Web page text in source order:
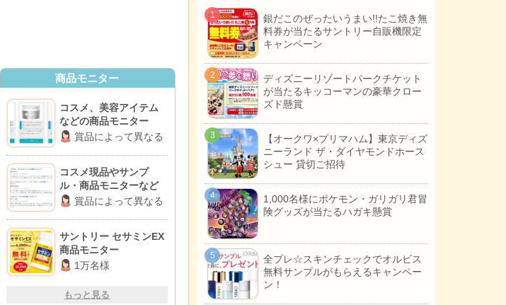
商品モニター
コスメ、美容アイテム
などの商品モニター
賞品によって異なる
コスメ現品やサンプ
ル・商品モニターなど
賞品によって異なる
サントリー セサミンEX
商品モニター
1万名様
もっと見る
銀だこのぜったいうまい!!たこ焼き無
料券が当たるサントリー自販機限定
キャンペーン
ディズニーリゾートパークチケット
が当たるキッコーマンの豪華クロー
ズド懸賞
【オークワ×プリマハム】東京ディズ
ニーランド ザ・ダイヤモンドホース
シュー 貸切ご招待
1,000名様にポケモン・ガリガリ君冒
険グッズが当たるハガキ懸賞
全プレ☆スキンチェックでオルビス
無料サンプルがもらえるキャンペー
ン！